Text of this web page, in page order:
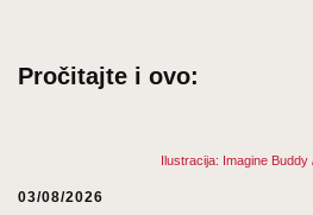
Pročitajte i ovo:
Ilustracija: Imagine Buddy
03/08/2026